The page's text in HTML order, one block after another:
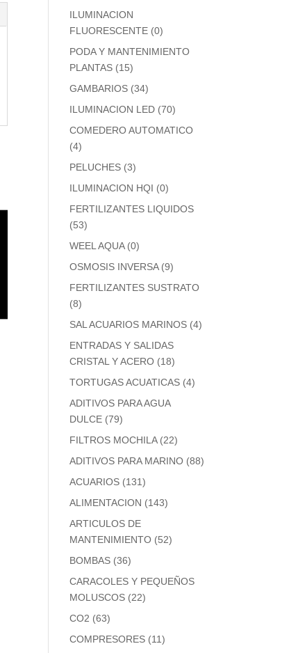
ILUMINACION
FLUORESCENTE (0)
PODA Y MANTENIMIENTO
PLANTAS (15)
GAMBARIOS (34)
ILUMINACION LED (70)
COMEDERO AUTOMATICO
(4)
PELUCHES (3)
ILUMINACION HQI (0)
FERTILIZANTES LIQUIDOS
(53)
WEEL AQUA (0)
OSMOSIS INVERSA (9)
FERTILIZANTES SUSTRATO
(8)
SAL ACUARIOS MARINOS (4)
ENTRADAS Y SALIDAS
CRISTAL Y ACERO (18)
TORTUGAS ACUATICAS (4)
ADITIVOS PARA AGUA
DULCE (79)
FILTROS MOCHILA (22)
ADITIVOS PARA MARINO (88)
ACUARIOS (131)
ALIMENTACION (143)
ARTICULOS DE
MANTENIMIENTO (52)
BOMBAS (36)
CARACOLES Y PEQUEÑOS
MOLUSCOS (22)
CO2 (63)
COMPRESORES (11)